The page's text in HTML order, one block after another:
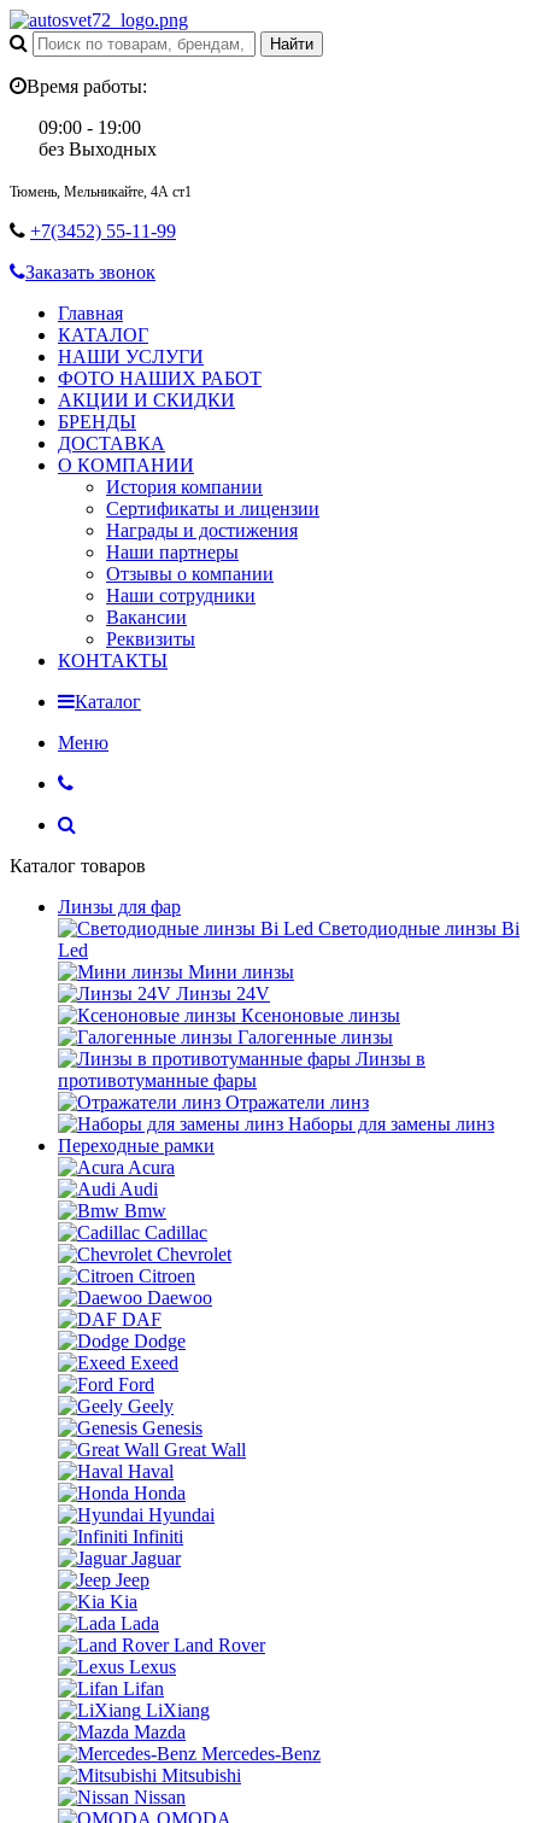
Время работы:
09:00 - 19:00
без Выходных
Тюмень, Мельникайте, 4А ст1
+7(3452) 55-11-99
Заказать звонок
Главная
КАТАЛОГ
НАШИ УСЛУГИ
ФОТО НАШИХ РАБОТ
АКЦИИ И СКИДКИ
БРЕНДЫ
ДОСТАВКА
О КОМПАНИИ
История компании
Сертификаты и лицензии
Награды и достижения
Наши партнеры
Отзывы о компании
Наши сотрудники
Вакансии
Реквизиты
КОНТАКТЫ
Каталог
Меню
Каталог товаров
Линзы для фар
Светодиодные линзы Bi
Led
Мини линзы
Линзы 24V
Ксеноновые линзы
Галогенные линзы
Линзы в
противотуманные фары
Отражатели линз
Наборы для замены линз
Переходные рамки
Acura
Audi
Bmw
Cadillac
Chevrolet
Citroen
Daewoo
DAF
Dodge
Exeed
Ford
Geely
Genesis
Great Wall
Haval
Honda
Hyundai
Infiniti
Jaguar
Jeep
Kia
Lada
Land Rover
Lexus
Lifan
LiXiang
Mazda
Mercedes-Benz
Mitsubishi
Nissan
OMODA